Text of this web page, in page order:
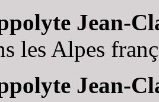
Jean-
les Alpes
Jean-